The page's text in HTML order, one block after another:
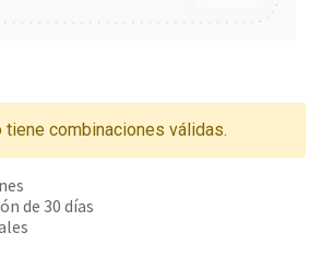
tiene combinaciones válidas.
de 30 días